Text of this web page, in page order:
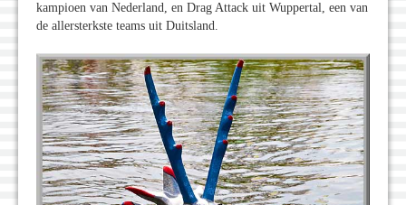
kampioen van Nederland, en Drag Attack uit Wuppertal, een van
de allersterkste teams uit Duitsland.